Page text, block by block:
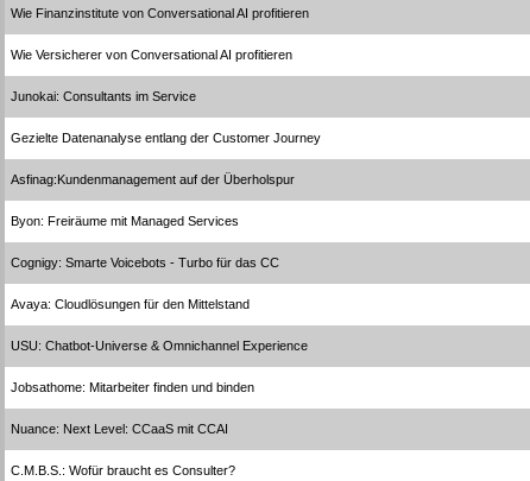
Wie Finanzinstitute von Conversational AI profitieren
Wie Versicherer von Conversational AI profitieren
Junokai: Consultants im Service
Gezielte Datenanalyse entlang der Customer Journey
Asfinag:Kundenmanagement auf der Überholspur
Byon: Freiräume mit Managed Services
Cognigy: Smarte Voicebots - Turbo für das CC
Avaya: Cloudlösungen für den Mittelstand
USU: Chatbot-Universe & Omnichannel Experience
Jobsathome: Mitarbeiter finden und binden
Nuance: Next Level: CCaaS mit CCAI
C.M.B.S.: Wofür braucht es Consulter?